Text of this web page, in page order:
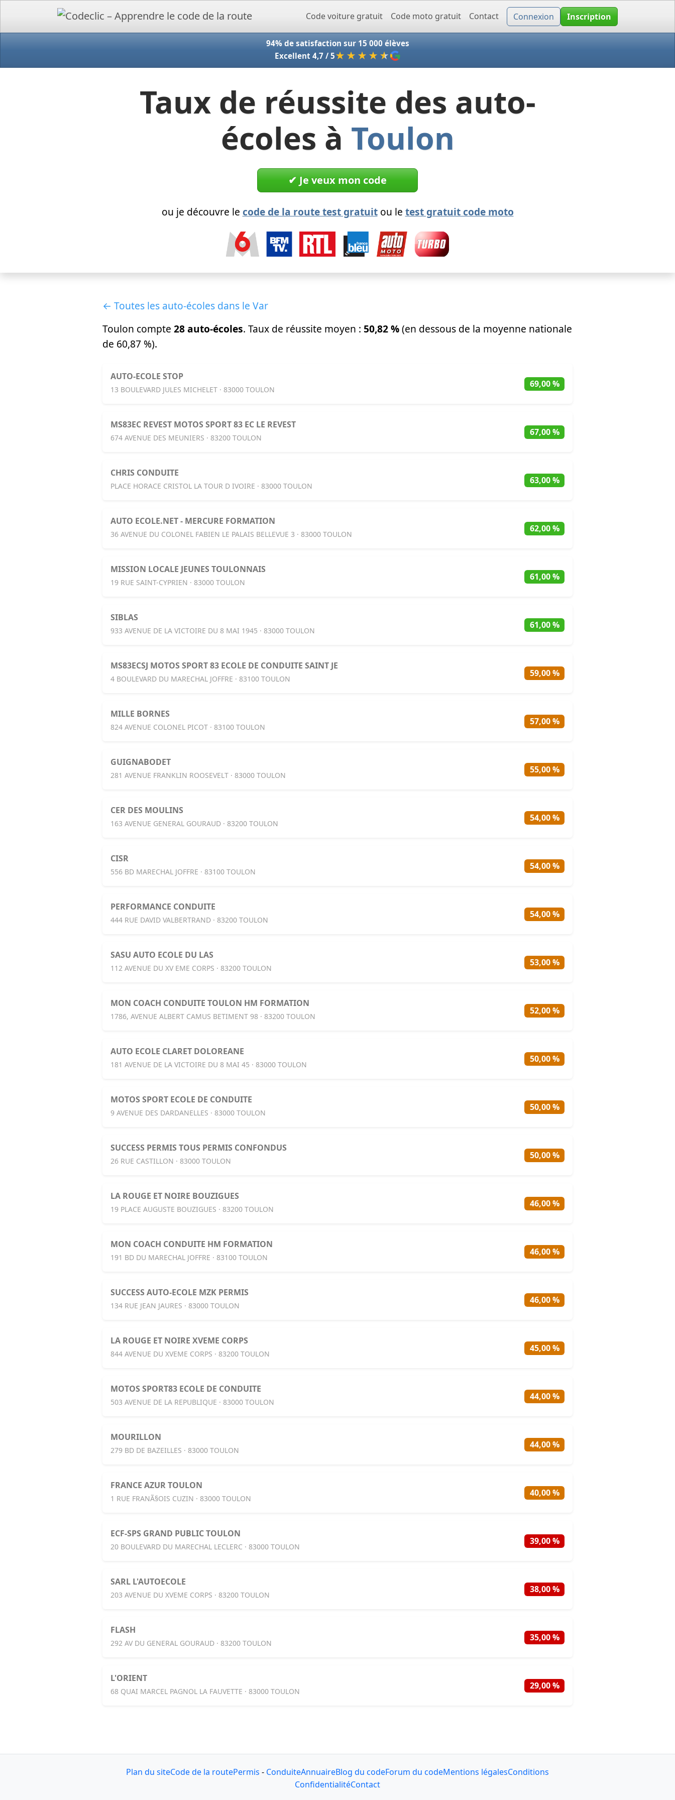
Accueil - CodeclicCode voiture gratuit Code moto gratuit Contact Connexion Inscription
94% de satisfaction sur 15 000 élèves
Excellent 4,7 / 5★★★★ ★
Taux de réussite des auto-
écoles à Toulon
✔︎ Je veux mon code
ou je découvre le code de la route test gratuitou le test gratuit code moto
← Toutes les auto-écoles dans le Var
Toulon compte 28 auto-écoles. Taux de réussite moyen : 50,82 %(en dessous de la moyenne nationale
de 60,87 %).
AUTO-ECOLE STOP
13 BOULEVARD JULES MICHELET · 83000 TOULON
69,00 %
MS83EC REVEST MOTOS SPORT 83 EC LE REVEST
674 AVENUE DES MEUNIERS · 83200 TOULON
67,00 %
CHRIS CONDUITE
PLACE HORACE CRISTOL LA TOUR D IVOIRE · 83000 TOULON
63,00 %
AUTO ECOLE.NET - MERCURE FORMATION
36 AVENUE DU COLONEL FABIEN LE PALAIS BELLEVUE 3 · 83000 TOULON
62,00 %
MISSION LOCALE JEUNES TOULONNAIS
19 RUE SAINT-CYPRIEN · 83000 TOULON
61,00 %
SIBLAS
933 AVENUE DE LA VICTOIRE DU 8 MAI 1945 · 83000 TOULON
61,00 %
MS83ECSJ MOTOS SPORT 83 ECOLE DE CONDUITE SAINT JE
4 BOULEVARD DU MARECHAL JOFFRE · 83100 TOULON
59,00 %
MILLE BORNES
824 AVENUE COLONEL PICOT · 83100 TOULON
57,00 %
GUIGNABODET
281 AVENUE FRANKLIN ROOSEVELT · 83000 TOULON
55,00 %
CER DES MOULINS
163 AVENUE GENERAL GOURAUD · 83200 TOULON
54,00 %
CISR
556 BD MARECHAL JOFFRE · 83100 TOULON
54,00 %
PERFORMANCE CONDUITE
444 RUE DAVID VALBERTRAND · 83200 TOULON
54,00 %
SASU AUTO ECOLE DU LAS
112 AVENUE DU XV EME CORPS · 83200 TOULON
53,00 %
MON COACH CONDUITE TOULON HM FORMATION
1786, AVENUE ALBERT CAMUS BETIMENT 98 · 83200 TOULON
52,00 %
AUTO ECOLE CLARET DOLOREANE
181 AVENUE DE LA VICTOIRE DU 8 MAI 45 · 83000 TOULON
50,00 %
MOTOS SPORT ECOLE DE CONDUITE
9 AVENUE DES DARDANELLES · 83000 TOULON
50,00 %
SUCCESS PERMIS TOUS PERMIS CONFONDUS
26 RUE CASTILLON · 83000 TOULON
50,00 %
LA ROUGE ET NOIRE BOUZIGUES
19 PLACE AUGUSTE BOUZIGUES · 83200 TOULON
46,00 %
MON COACH CONDUITE HM FORMATION
191 BD DU MARECHAL JOFFRE · 83100 TOULON
46,00 %
SUCCESS AUTO-ECOLE MZK PERMIS
134 RUE JEAN JAURES · 83000 TOULON
46,00 %
LA ROUGE ET NOIRE XVEME CORPS
844 AVENUE DU XVEME CORPS · 83200 TOULON
45,00 %
MOTOS SPORT83 ECOLE DE CONDUITE
503 AVENUE DE LA REPUBLIQUE · 83000 TOULON
44,00 %
MOURILLON
279 BD DE BAZEILLES · 83000 TOULON
44,00 %
FRANCE AZUR TOULON
1 RUE FRANÃ§OIS CUZIN · 83000 TOULON
40,00 %
ECF-SPS GRAND PUBLIC TOULON
20 BOULEVARD DU MARECHAL LECLERC · 83000 TOULON
39,00 %
SARL L'AUTOECOLE
203 AVENUE DU XVEME CORPS · 83200 TOULON
38,00 %
FLASH
292 AV DU GENERAL GOURAUD · 83200 TOULON
35,00 %
L'ORIENT
68 QUAI MARCEL PAGNOL LA FAUVETTE · 83000 TOULON
29,00 %
Plan du siteCode de la routePermis - ConduiteAnnuaireBlog du codeForum du codeMentions légalesConditions
ConfidentialitéContact